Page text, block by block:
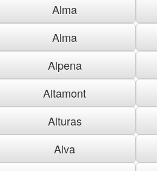
Alma
Alma
Alpena
Altamont
Alturas
Alva